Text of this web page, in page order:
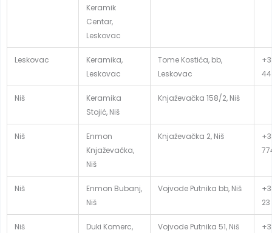
Keramik
Centar,
Leskovac
Leskovac
Keramika,
Leskovac
Tome Kostića, bb,
Leskovac
Niš
Keramika
Stojić, Niš
Knjaževačka 158/2, Niš
Niš
Enmon
Knjaževačka,
Niš
Knjaževačka 2, Niš
Niš
Enmon Bubanj,
Niš
Vojvode Putnika bb, Niš
Niš
Duki Komerc,
Vojvode Putnika 51, Niš